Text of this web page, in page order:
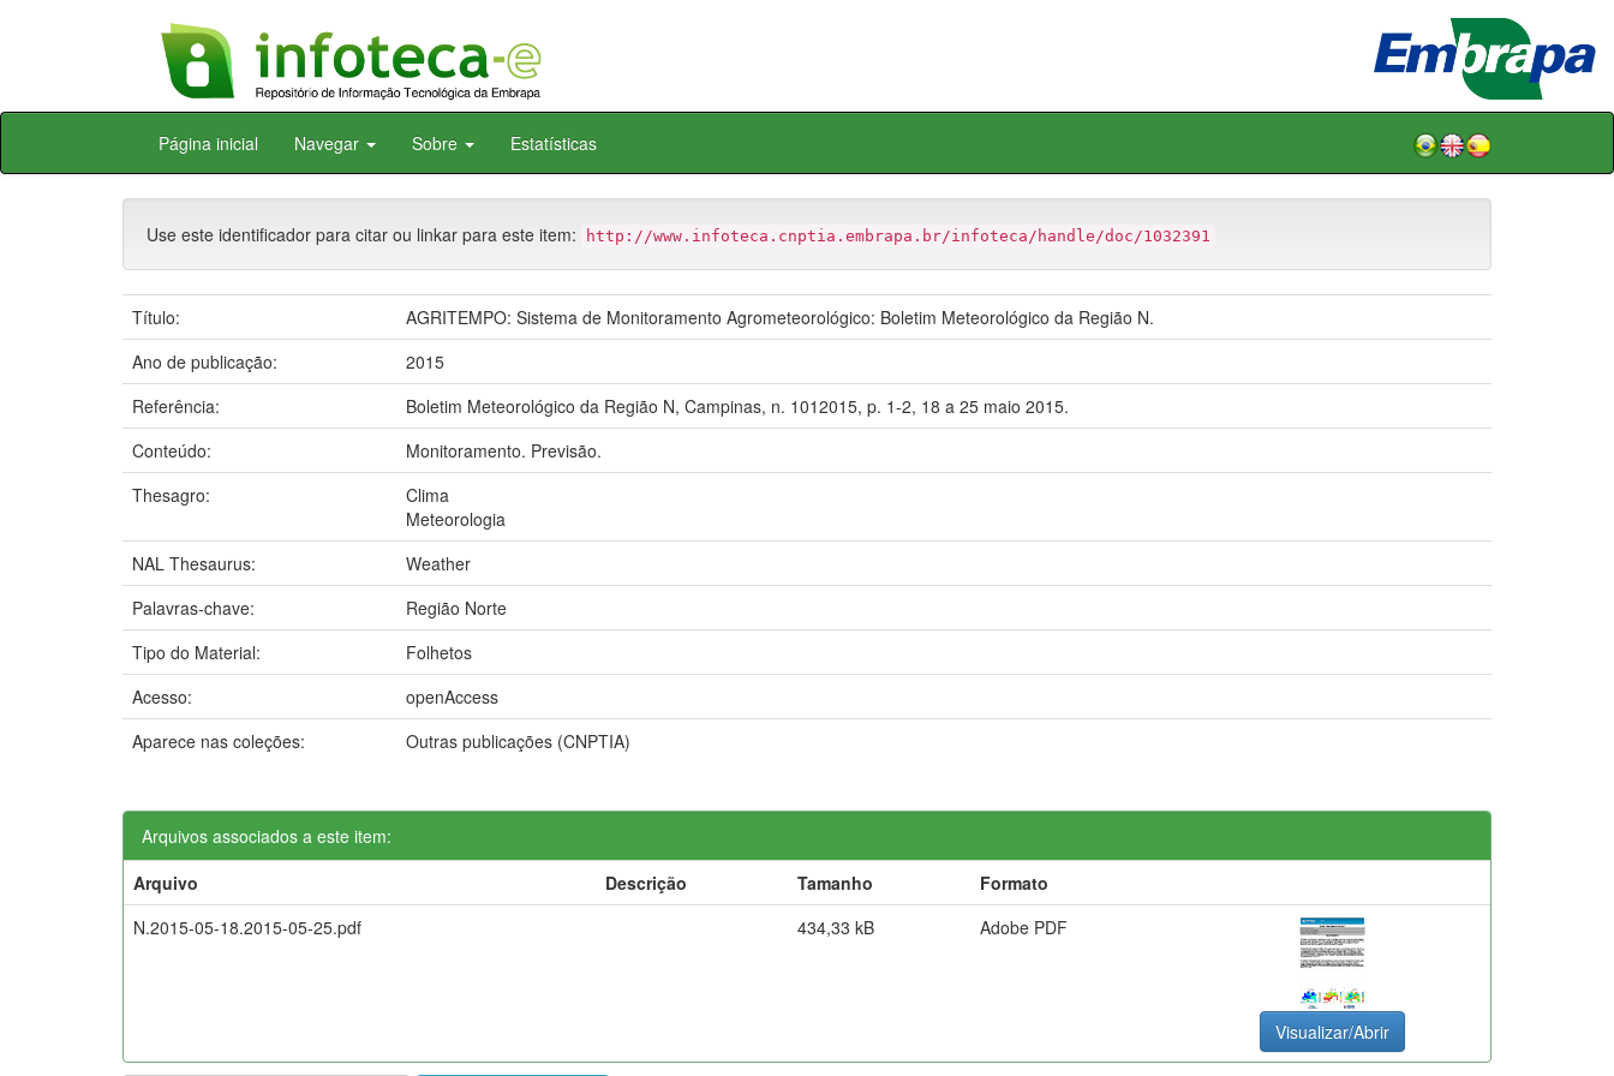
Skip
Página inicial Navegar Sobre Estatísticas
Use este identificador para citar ou linkar para este item: http://www.infoteca.cnptia.embrapa.br/infoteca/handle/doc/1032391
Título:
AGRITEMPO: Sistema de Monitoramento Agrometeorológico: Boletim Meteorológico da Região N.
Ano de publicação:
2015
Referência:
Boletim Meteorológico da Região N, Campinas, n. 1012015, p. 1-2, 18 a 25 maio 2015.
Conteúdo:
Monitoramento. Previsão.
Thesagro:
Clima
Meteorologia
NAL Thesaurus:
Weather
Palavras-chave:
Região Norte
Tipo do Material:
Folhetos
Acesso:
openAccess
Aparece nas coleções:
Outras publicações (CNPTIA)
Arquivos associados a este item:
Arquivo
Descrição Tamanho
Formato
N.2015-05-18.2015-05-25.pdf
434,33 kB Adobe PDF
Visualizar/Abrir